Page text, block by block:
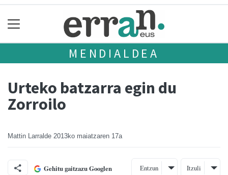
MENDIALDEA
Urteko batzarra egin du
Zorroilo
Mattin Larralde 2013ko maiatzaren 17a
Gehitu gaitzazu Googlen Entzun Itzuli